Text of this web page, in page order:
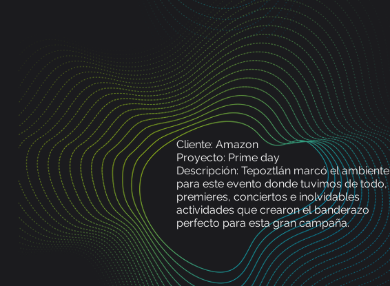
Cliente: Amazon
Proyecto: Prime day
Descripción: Tepoztlán marcó el ambiente
para este evento donde tuvimos de todo,
premieres, conciertos e inolvidables
actividades que crearon el banderazo
perfecto para esta gran campaña.